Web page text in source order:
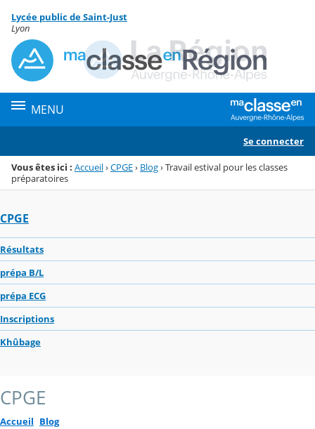
Menu de la rubrique
Contenu
Lycée public de Saint-Just
Lyon
MENU
Se connecter
Vous êtes ici : Accueil›CPGE› Blog›Travail estival pour les classes
préparatoires
CPGE
Résultats
prépa B/L
prépa ECG
Inscriptions
Khûbage
CPGE
Accueil Blog